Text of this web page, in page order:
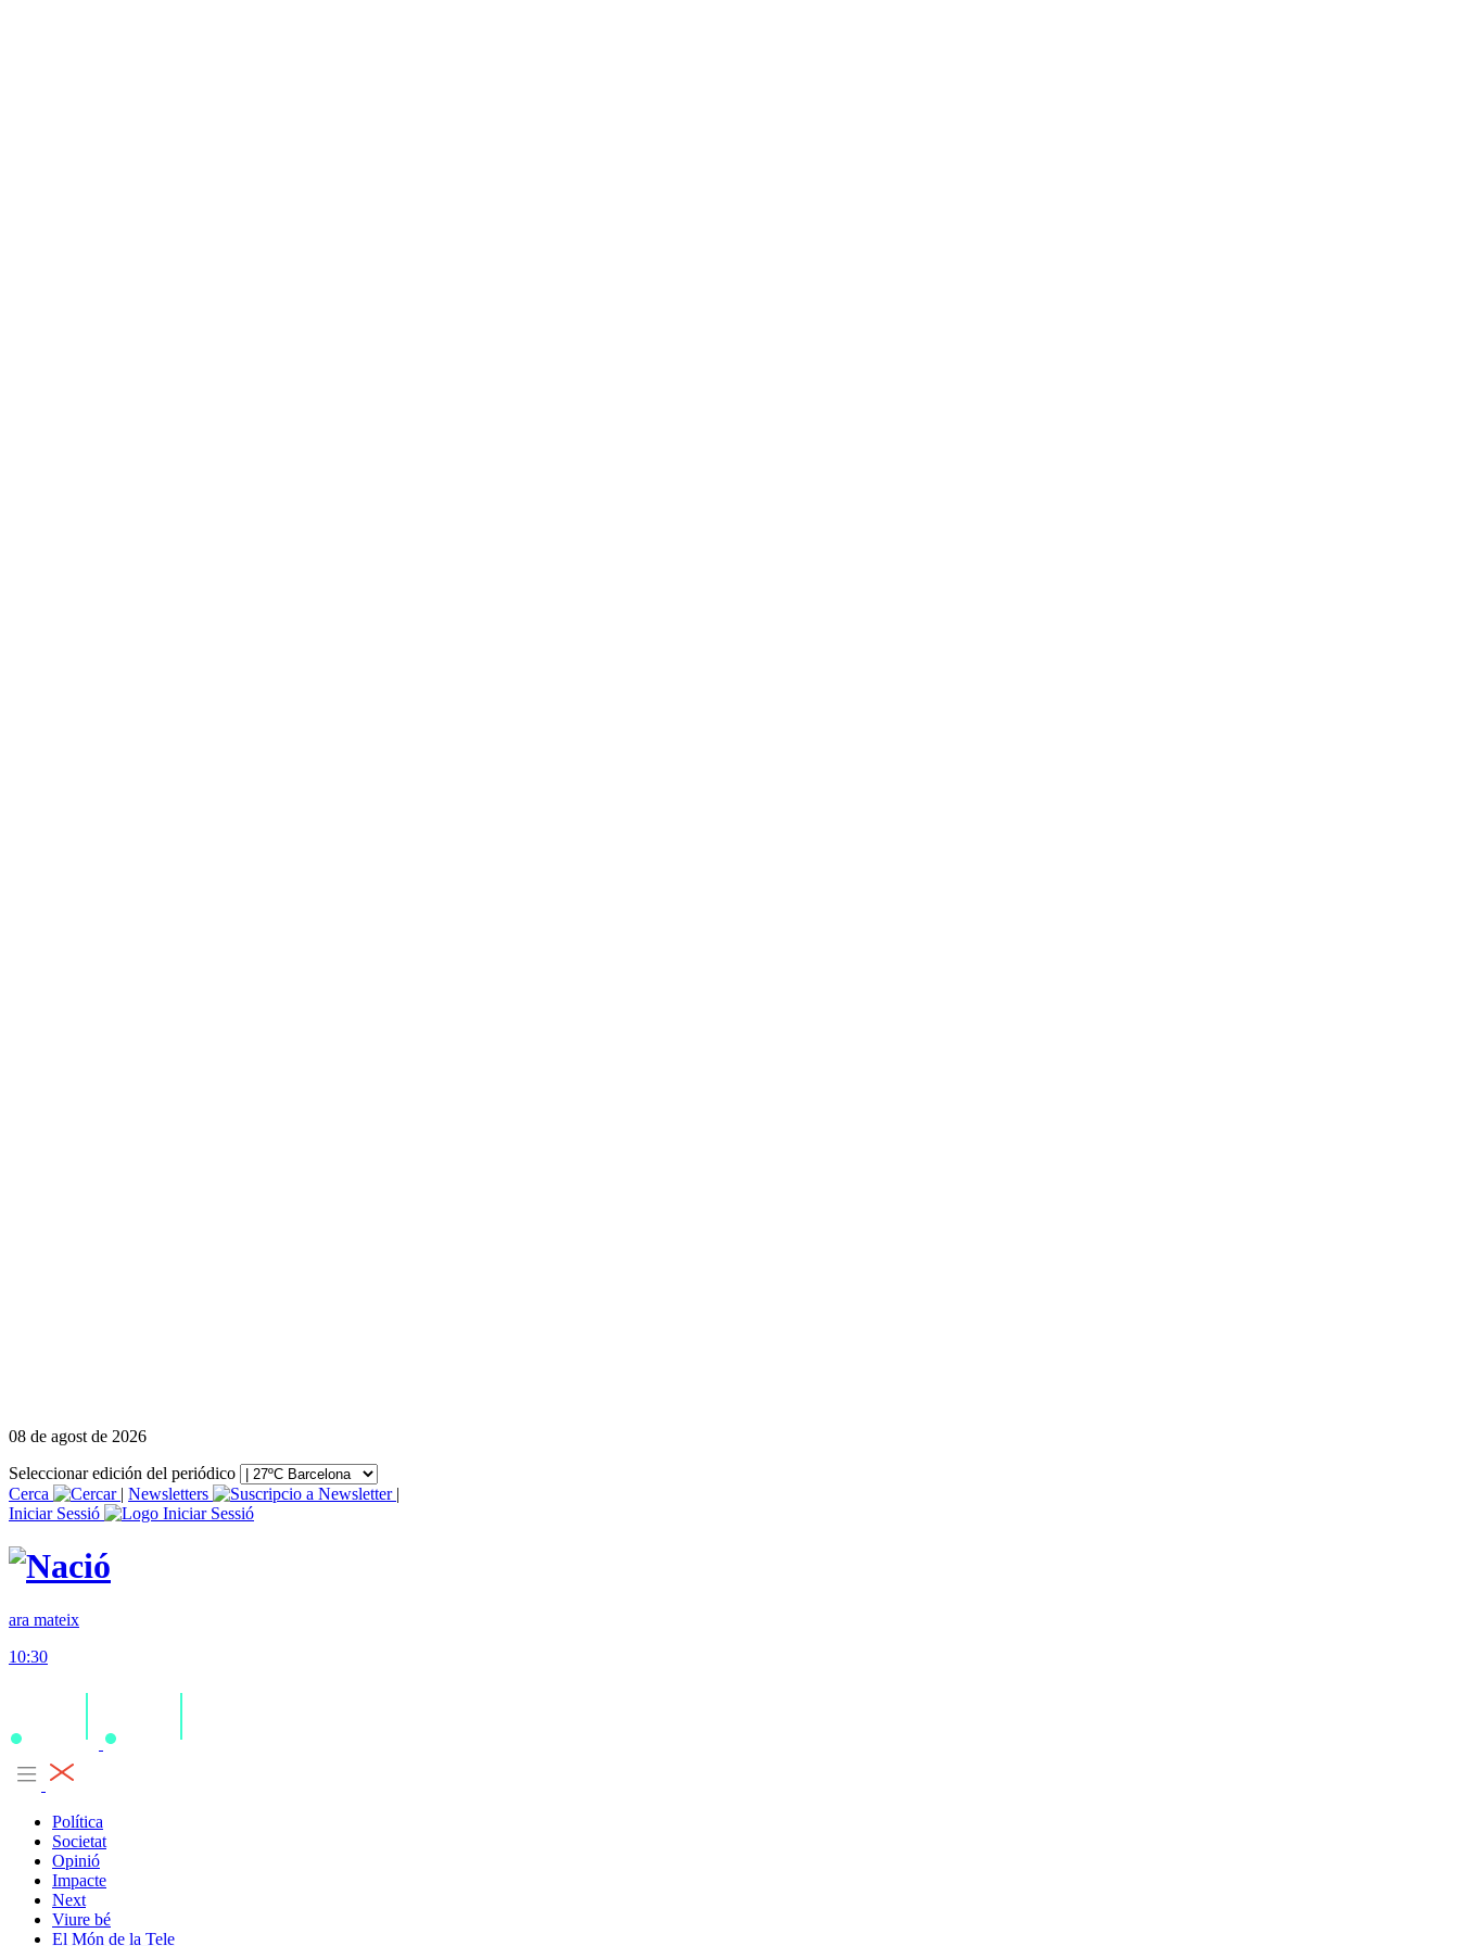
08 de agost de 2026
Seleccionar edición del periódico
Cerca
| Newsletters
|
Iniciar Sessió
ara mateix
10:30
Política
Societat
Opinió
Impacte
Next
Viure bé
El Món de la Tele